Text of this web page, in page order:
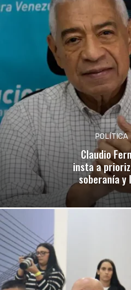
POLÍTICA
Claudio
insta a
soberanía y